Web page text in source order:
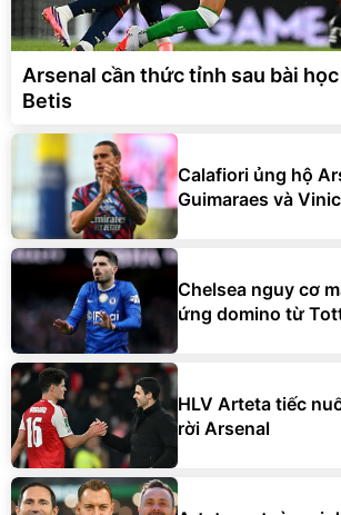
Arsenal cần thức tỉnh sau bài
Betis
Calafiori ủng hộ
Guimaraes và
Chelsea nguy cơ
ứng domino từ
HLV Arteta tiếc
rời Arsenal